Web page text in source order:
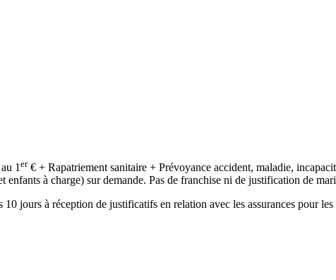
1 er€ + Rapatriement sanitaire + Prévoyance accident, maladie,
à charge) sur demande. Pas de franchise ni de justification de
jours à réception de justificatifs en relation avec les assurances pour les